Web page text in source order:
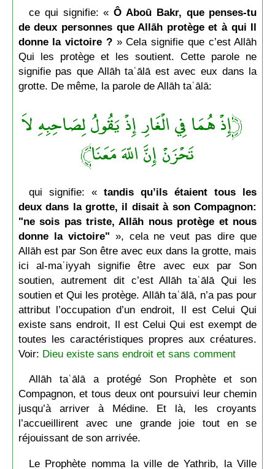
ce qui signifie: «Ô Aboū Bakr, que penses-tu
de deux personnes que Allāh protège et à qui Il
donne la victoire ?» Cela signifie que c’est Allāh
Qui les protège et les soutient. Cette parole ne
signifie pas que Allāh taʿālā est avec eux dans la
grotte. De même, la parole de Allāh taʿālā:
﴿إِذْ هُمَا فِي الْغَارِ إِذْ يَقُولُ لِصَاحِبِهِ لاَ
تَحْزَنْ إِنَّ اللّهَ مَعَنَا﴾
qui signifie: «tandis qu’ils étaient tous les
deux dans la grotte, il disait à son Compagnon:
"ne sois pas triste, Allāh nous protège et nous
donne la victoire" », cela ne veut pas dire que
Allāh est par Son être avec eux dans la grotte, mais
ici al-maʿiyyah signifie être avec eux par Son
soutien, autrement dit c’est Allāh taʿālā Qui les
soutien et Qui les protège. Allāh taʿālā, n’a pas pour
attribut l’occupation d’un endroit, Il est Celui Qui
existe sans endroit, Il est Celui Qui est exempt de
toutes les caractéristiques propres aux créatures.
Voir: Dieu existe sans endroit et sans comment
Allāh taʿālā a protégé Son Prophète et son
Compagnon, et tous deux ont poursuivi leur chemin
jusqu’à arriver à Médine. Et là, les croyants
l’accueillirent avec une grande joie tout en se
réjouissant de son arrivée.
Le Prophète nomma la ville de Yathrib, la Ville